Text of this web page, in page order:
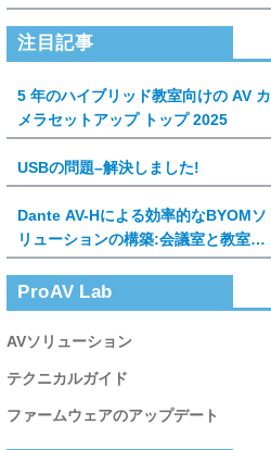
注目記事
5 年のハイブリッド教室向けの AV カ
メラセットアップ トップ 2025
USBの問題–解決しました!
Dante AV-Hによる効率的なBYOMソ
リューションの構築:会議室と教室の
新しい体験
ProAV Lab
AVソリューション
テクニカルガイド
ファームウェアのアップデート